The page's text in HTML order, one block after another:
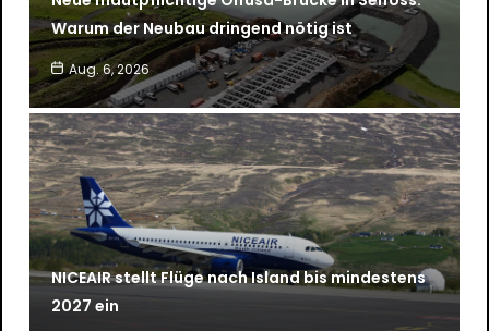
Warum der Neubau dringend nötig ist
Aug. 6, 2026
NICEAIR stellt Flüge nach Island bis mindestens
2027 ein